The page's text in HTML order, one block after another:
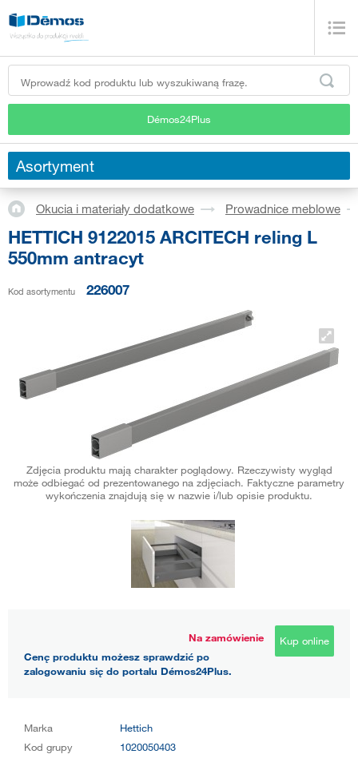
Démos24Plus
Asortyment
Okucia i materiały dodatkowe Prowadnice meblowe
HETTICH 9122015 ARCITECH reling L
550mm antracyt
Kod asortymentu 226007
Zdjęcia produktu mają charakter poglądowy. Rzeczywisty wygląd
może odbiegać od prezentowanego na zdjęciach. Faktyczne parametry
wykończenia znajdują się w nazwie i/lub opisie produktu.
Na zamówienie
Cenę produktu możesz sprawdzić po
zalogowaniu się do portalu Démos24Plus.
Kup online
Marka
Hettich
Kod grupy
1020050403